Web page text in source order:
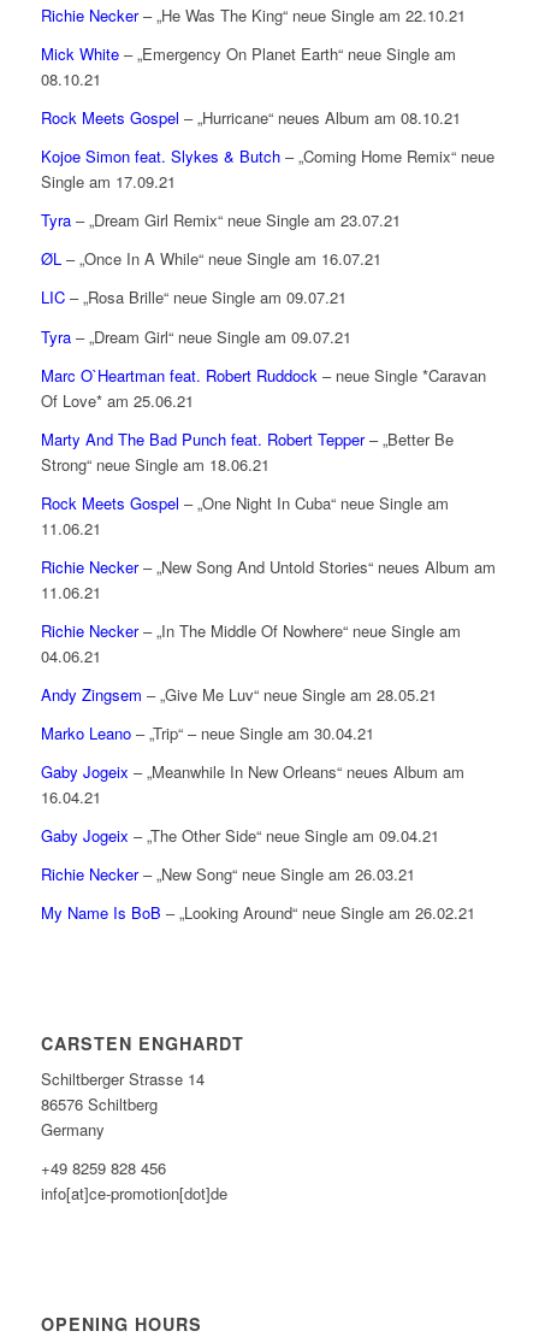
Richie Necker– „He Was The King“ neue Single am 22.10.21
Mick White– „Emergency On Planet Earth“ neue Single am
08.10.21
Rock Meets Gospel – „Hurricane“ neues Album am 08.10.21
Kojoe Simon feat. Slykes & Butch– „Coming Home Remix“ neue
Single am 17.09.21
Tyra– „Dream Girl Remix“ neue Single am 23.07.21
ØL– „Once In A While“ neue Single am 16.07.21
LIC– „Rosa Brille“ neue Single am 09.07.21
Tyra– „Dream Girl“ neue Single am 09.07.21
Marc O`Heartman feat. Robert Ruddock – neue Single *Caravan
Of Love* am 25.06.21
Marty And The Bad Punch feat. Robert Tepper– „Better Be
Strong“ neue Single am 18.06.21
Rock Meets Gospel – „One Night In Cuba“ neue Single am
11.06.21
Richie Necker– „New Song And Untold Stories“ neues Album am
11.06.21
Richie Necker– „In The Middle Of Nowhere“ neue Single am
04.06.21
Andy Zingsem – „Give Me Luv“ neue Single am 28.05.21
Marko Leano– „Trip“ – neue Single am 30.04.21
Gaby Jogeix – „Meanwhile In New Orleans“ neues Album am
16.04.21
Gaby Jogeix – „The Other Side“ neue Single am 09.04.21
Richie Necker– „New Song“ neue Single am 26.03.21
My Name Is BoB – „Looking Around“ neue Single am 26.02.21
CARSTEN ENGHARDT
Schiltberger Strasse 14
86576 Schiltberg
Germany
+49 8259 828 456
info[at]ce-promotion[dot]de
OPENING HOURS